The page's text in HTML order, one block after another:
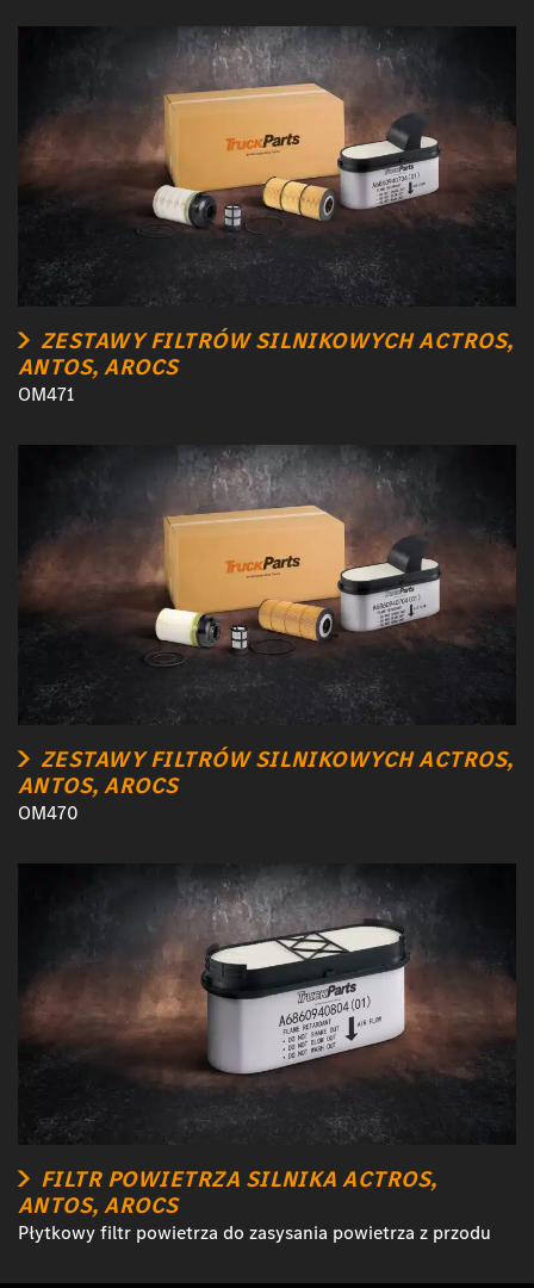
ZESTAWY FILTRÓW SILNIKOWYCH ACTROS,
ANTOS, AROCS
OM471
ZESTAWY FILTRÓW SILNIKOWYCH ACTROS,
ANTOS, AROCS
OM470
FILTR POWIETRZA SILNIKA ACTROS,
ANTOS, AROCS
Płytkowy filtr powietrza do zasysania powietrza z przodu